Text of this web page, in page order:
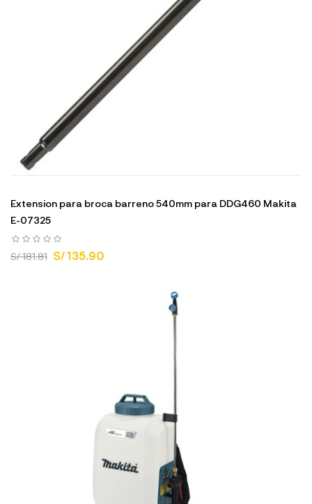
Extension para broca barreno 540mm para DDG460 Makita
E-07325
S/ 181.81 S/ 135.90